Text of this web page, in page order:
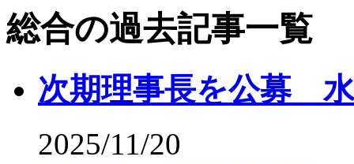
総合の過去記事一覧
次期理事長を公募
2025/11/20